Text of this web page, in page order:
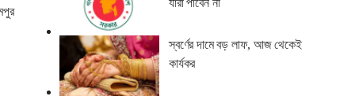
যারা পাবেন না
স্বর্ণের দামে বড় লাফ, আজ থেকেই
কার্যকর